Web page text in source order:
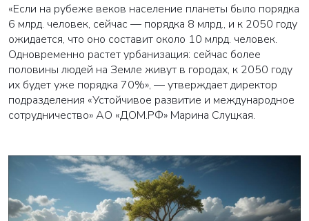
«Если на рубеже веков население планеты было порядка
6 млрд. человек, сейчас — порядка 8 млрд., и к 2050 году
ожидается, что оно составит около 10 млрд. человек.
Одновременно растет урбанизация: сейчас более
половины людей на Земле живут в городах, к 2050 году
их будет уже порядка 70%», — утверждает директор
подразделения «Устойчивое развитие и международное
сотрудничество» АО «ДОМ.РФ» Марина Слуцкая.